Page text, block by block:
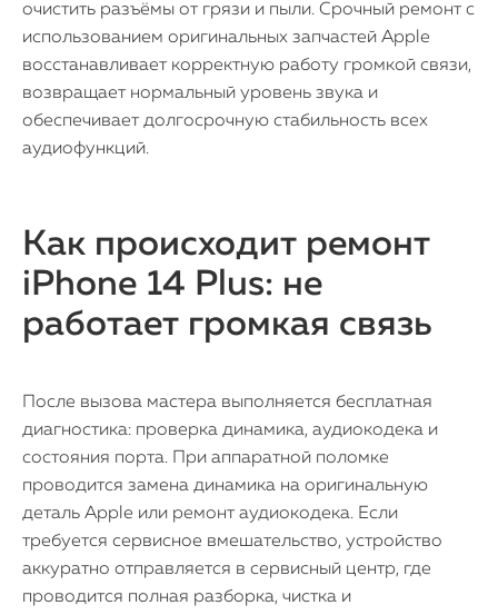
очистить разъёмы от грязи и пыли. Срочный ремонт с
использованием оригинальных запчастей Apple
восстанавливает корректную работу громкой связи,
возвращает нормальный уровень звука и
обеспечивает долгосрочную стабильность всех
аудиофункций.
Как происходит ремонт
iPhone 14 Plus: не
работает громкая связь
После вызова мастера выполняется бесплатная
диагностика: проверка динамика, аудиокодека и
состояния порта. При аппаратной поломке
проводится замена динамика на оригинальную
деталь Apple или ремонт аудиокодека. Если
требуется сервисное вмешательство, устройство
аккуратно отправляется в сервисный центр, где
проводится полная разборка, чистка и